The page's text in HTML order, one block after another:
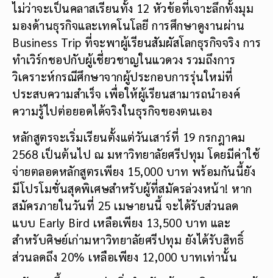
ไม่ว่าจะเป็นคลาสเรียนทั้ง 12 หัวข้อที่เจาะลึกทั้งมุม
มองด้านธุรกิจและเทคโนโลยี การศึกษาดูงานผ่าน
Business Trip ที่จะพาผู้เรียนสัมผัสโลกธุรกิจจริง การ
ทำเวิร์กชอปกับผู้เชี่ยวชาญในแวดวง รวมถึงการ
วิเคราะห์กรณีศึกษาจากผู้ประกอบการรุ่นใหม่ที่
ประสบความสำเร็จ เพื่อให้ผู้เรียนสามารถนำองค์
ความรู้ไปต่อยอดได้จริงในธุรกิจของตนเอง
หลักสูตรจะเริ่มเรียนตั้งแต่วันเสาร์ที่ 19 กรกฎาคม
2568 เป็นต้นไป ณ มหาวิทยาลัยศรีปทุม โดยมีค่าใช้
จ่ายตลอดหลักสูตรเพียง 15,000 บาท พร้อมกันนี้ยัง
มีโปรโมชั่นสุดพิเศษสำหรับผู้ที่สมัครล่วงหน้า! หาก
สมัครภายในวันที่ 25 เมษายนนี้ จะได้รับส่วนลด
แบบ Early Bird เหลือเพียง 13,500 บาท และ
สำหรับศิษย์เก่ามหาวิทยาลัยศรีปทุม ยังได้รับสิทธิ์
ส่วนลดถึง 20% เหลือเพียง 12,000 บาทเท่านั้น